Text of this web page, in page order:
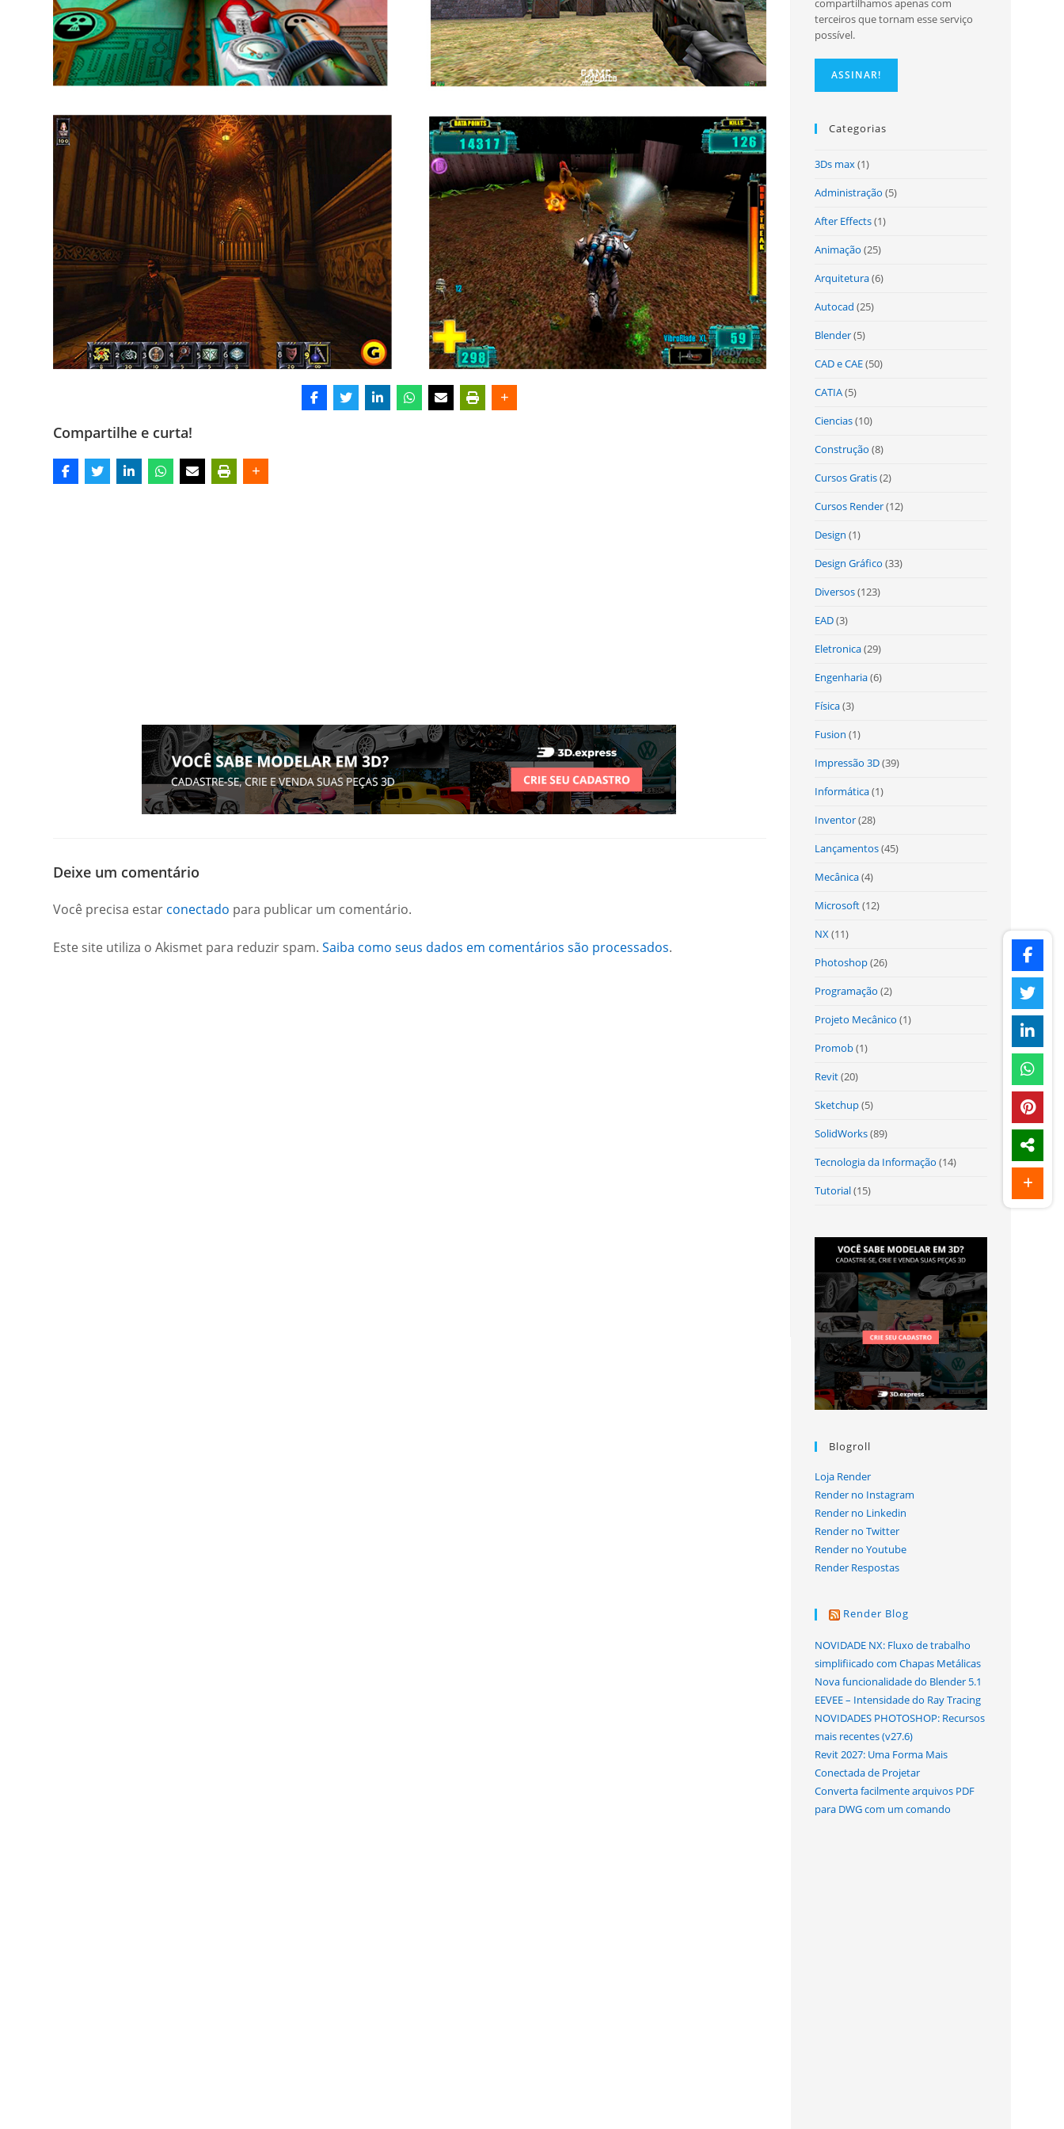
Compartilhe e curta!
Deixe um comentário
Você precisa estar conectado para publicar um comentário.
Este site utiliza o Akismet para reduzir spam.Saiba como seus dados em comentários são processados.
compartilhamos apenas com
terceiros que tornam esse serviço
possível.
Categorias
3Ds max(1)
Administração (5)
After Effects(1)
Animação (25)
Arquitetura(6)
Autocad (25)
Blender(5)
CAD e CAE(50)
CATIA(5)
Ciencias(10)
Construção (8)
Cursos Gratis(2)
Cursos Render(12)
Design (1)
Design Gráfico (33)
Diversos(123)
EAD(3)
Eletronica(29)
Engenharia(6)
Física(3)
Fusion (1)
Impressão 3D(39)
Informática(1)
Inventor(28)
Lançamentos(45)
Mecânica(4)
Microsoft(12)
NX(11)
Photoshop(26)
Programação (2)
Projeto Mecânico (1)
Promob(1)
Revit(20)
Sketchup(5)
SolidWorks(89)
Tecnologia da Informação (14)
Tutorial(15)
Blogroll
Loja Render
Render no Instagram
Render no Linkedin
Render no Twitter
Render no Youtube
Render Respostas
Render Blog
NOVIDADE NX: Fluxo de trabalho
simplifiicado com Chapas Metálicas
Nova funcionalidade do Blender 5.1
EEVEE – Intensidade do Ray Tracing
NOVIDADES PHOTOSHOP: Recursos
mais recentes (v27.6)
Revit 2027: Uma Forma Mais
Conectada de Projetar
Converta facilmente arquivos PDF
para DWG com um comando